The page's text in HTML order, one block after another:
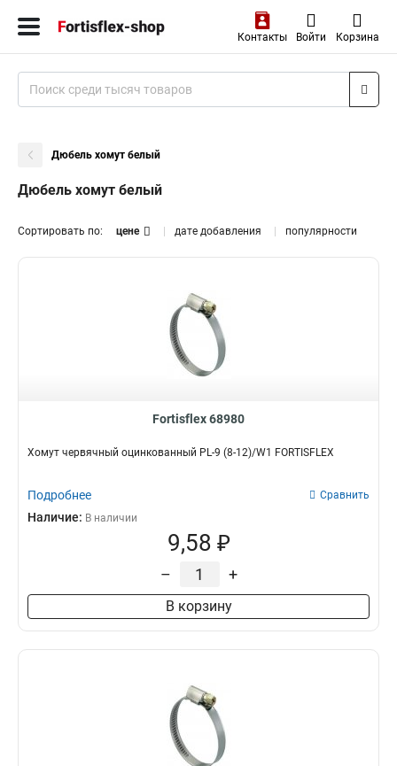
Контакты Войти Корзина
Дюбель хомут белый
Дюбель хомут белый
Сортировать по: цене дате добавления популярности
Fortisflex 68980
Хомут червячный оцинкованный PL-9 (8-12)/W1 FORTISFLEX
Подробнее Сравнить
Наличие: В наличии
9,58 ₽
– +
В корзину